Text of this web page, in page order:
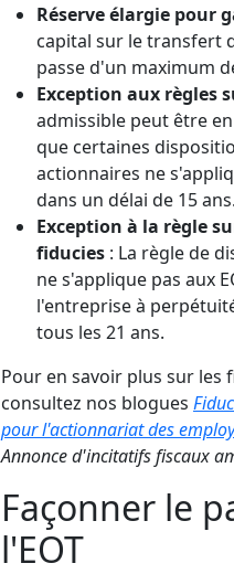
Réserve élargie pour
capital sur le transfert
passe d'un maximum
Exception aux règles
admissible peut être
que certaines
actionnaires ne
dans un délai de 15 ans.
Exception à la règle
fiducies : La règle de
ne s'applique pas aux
l'entreprise à
tous les 21 ans.
Pour en savoir plus sur les
consultez nos blogues
pour l'actionnariat des
Annonce d'incitatifs fiscaux
Façonner le
l'EOT